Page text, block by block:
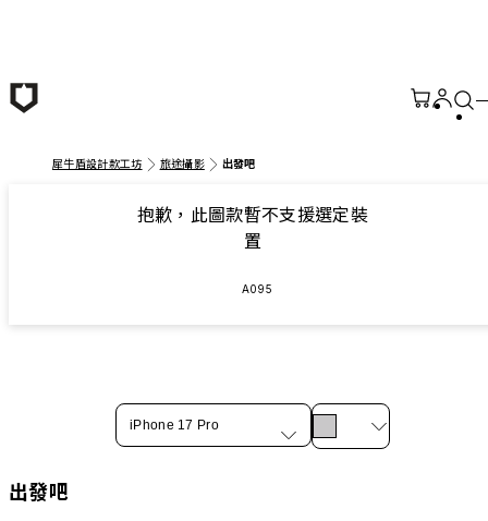
犀牛盾設計款工坊 旅途攝影 出發吧
抱歉，此圖款暫不支援選定裝
置
A095
iPhone 17 Pro
出發吧